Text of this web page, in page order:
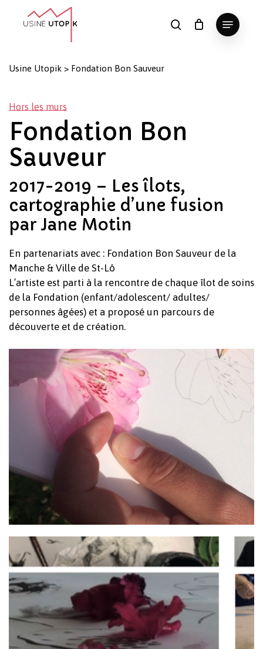
search
Menu
Panier Fermer
le
Usine Utopik > Fondation Bon Sauveur
Hors les murs
Fondation Bon
Sauveur
2017-2019 – Les îlots,
cartographie d’une fusion
par Jane Motin
En partenariats avec : Fondation Bon Sauveur de la
Manche & Ville de St-Lô
L’artiste est parti à la rencontre de chaque îlot de soins
de la Fondation (enfant/adolescent/ adultes/
personnes âgées) et a proposé un parcours de
découverte et de création.
Close